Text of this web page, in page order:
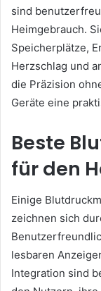
sind
Heimgebrauch.
Speicherplätze,
Herzschlag und
die Präzision
Geräte eine
Beste
für den
Einige
zeichnen sich
lesbaren
Integration sind